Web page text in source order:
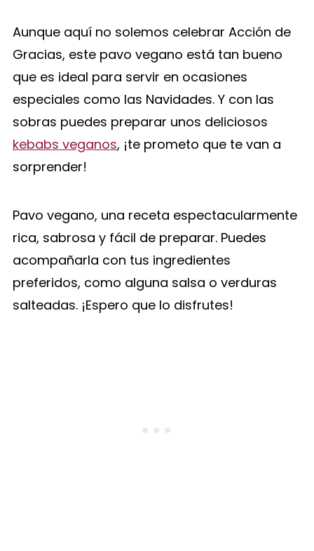
Aunque aquí no solemos celebrar Acción de
Gracias, este pavo vegano está tan bueno
que es ideal para servir en ocasiones
especiales como las Navidades. Y con las
sobras puedes preparar unos deliciosos
kebabs veganos, ¡te prometo que te van a
sorprender!
Pavo vegano, una receta espectacularmente
rica, sabrosa y fácil de preparar. Puedes
acompañarla con tus ingredientes
preferidos, como alguna salsa o verduras
salteadas. ¡Espero que lo disfrutes!